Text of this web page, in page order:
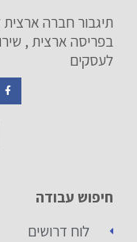
תיגבור חברה
בפריסה ארצית ,
לעסקים
חיפוש עבודה
לוח דרושים